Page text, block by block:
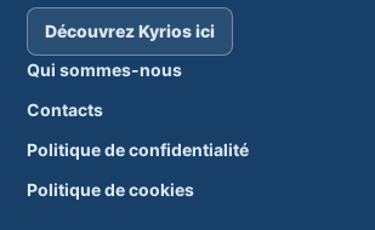
Catéchèse sur l'application
Comment activer l'application pour
Locais
Lieux de culte
Découvrez Kyrios ici
Qui sommes-nous
Contacts
Politique de confidentialité
Politique de cookies